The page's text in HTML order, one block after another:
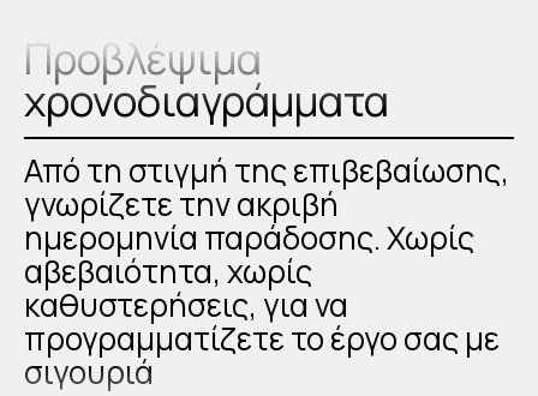
Προβλέψιμα
χρονοδιαγράμματα
Από τη στιγμή της επιβεβαίωσης,
γνωρίζετε την ακριβή
ημερομηνία παράδοσης. Χωρίς
αβεβαιότητα, χωρίς
καθυστερήσεις, για να
προγραμματίζετε το έργο σας με
σιγουριά